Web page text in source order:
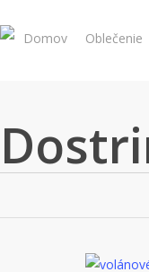
to
Domov Oblečenie